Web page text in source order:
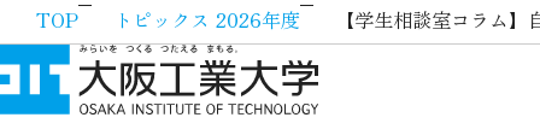
TOP トピックス 2026年度 【学生相談室コラム】